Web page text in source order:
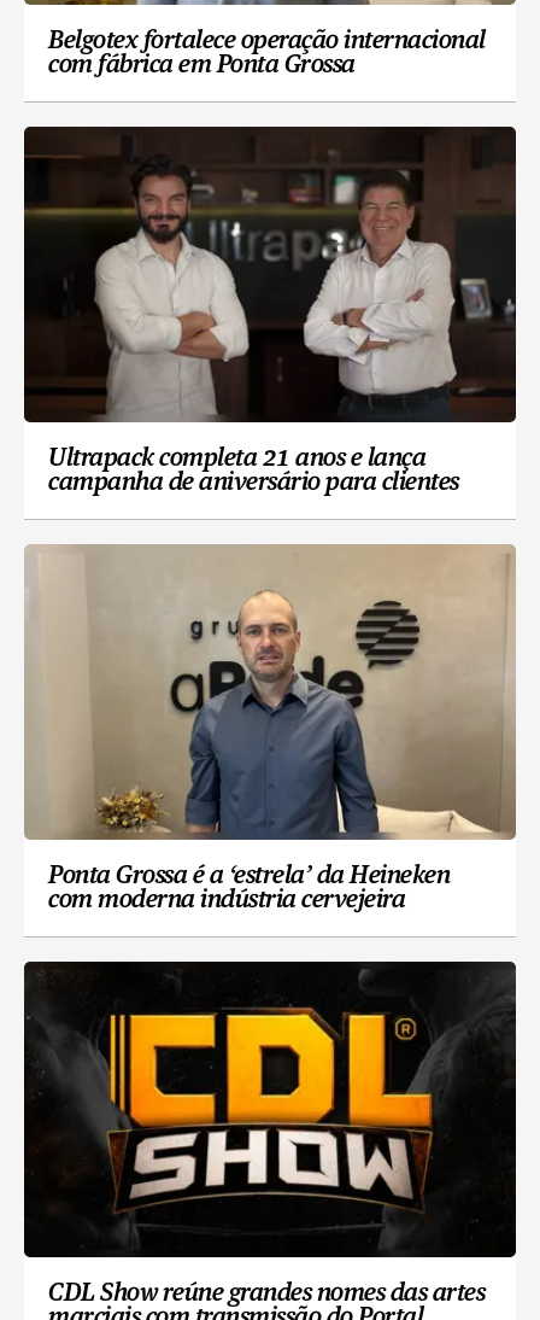
Belgotex fortalece operação internacional
com fábrica em Ponta Grossa
Ultrapack completa 21 anos e lança
campanha de aniversário para clientes
Ponta Grossa é a ‘estrela’ da Heineken
com moderna indústria cervejeira
CDL Show reúne grandes nomes das artes